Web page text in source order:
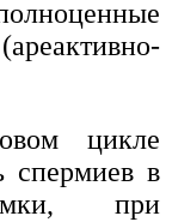
цикле
спермиев в
при